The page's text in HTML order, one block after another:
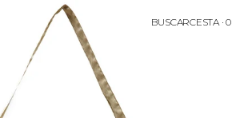
BUSCARCESTA · 0